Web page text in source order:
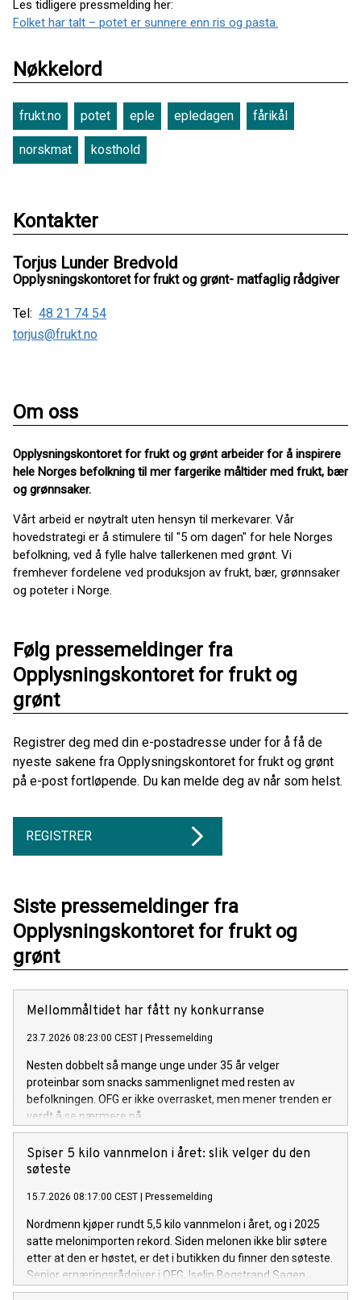
Les tidligere pressmelding her:
Folket har talt – potet er sunnere enn ris og pasta.
Nøkkelord
frukt.no potet eple epledagen fårikål
norskmat kosthold
Kontakter
Torjus Lunder Bredvold
Opplysningskontoret for frukt og grønt- matfaglig rådgiver
Tel: 48 21 74 54
torjus@frukt.no
Om oss
Opplysningskontoret for frukt og grønt arbeider for å inspirere
hele Norges befolkning til mer fargerike måltider med frukt, bær
og grønnsaker.
Vårt arbeid er nøytralt uten hensyn til merkevarer. Vår
hovedstrategi er å stimulere til "5 om dagen" for hele Norges
befolkning, ved å fylle halve tallerkenen med grønt. Vi
fremhever fordelene ved produksjon av frukt, bær, grønnsaker
og poteter i Norge.
Følg pressemeldinger fra
Opplysningskontoret for frukt og
grønt
Registrer deg med din e-postadresse under for å få de
nyeste sakene fra Opplysningskontoret for frukt og grønt
på e-post fortløpende. Du kan melde deg av når som helst.
REGISTRER
Siste pressemeldinger fra
Opplysningskontoret for frukt og
grønt
Mellommåltidet har fått ny konkurranse
23.7.2026 08:23:00 CEST Pressemelding
Nesten dobbelt så mange unge under 35 år velger
proteinbar som snacks sammenlignet med resten av
befolkningen. OFG er ikke overrasket, men mener trenden er
verdt å se nærmere på.
Spiser 5 kilo vannmelon i året: slik velger du den
søteste
15.7.2026 08:17:00 CEST Pressemelding
Nordmenn kjøper rundt 5,5 kilo vannmelon i året, og i 2025
satte melonimporten rekord. Siden melonen ikke blir søtere
etter at den er høstet, er det i butikken du finner den søteste.
Senior ernæringsrådgiver i OFG, Iselin Bogstrand Sagen,
deler tre enkle grep.